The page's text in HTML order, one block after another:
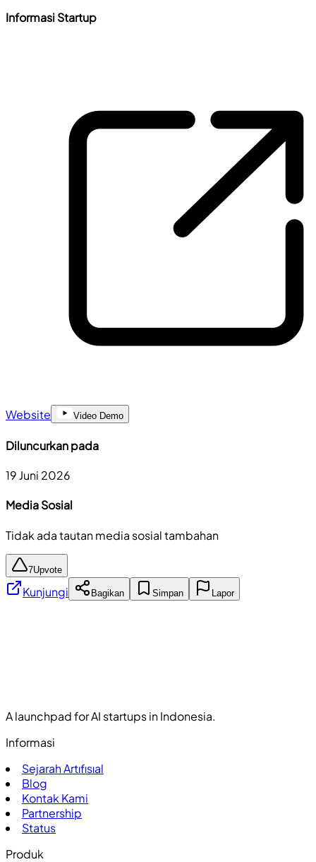
Informasi Startup
Website Video Demo
Diluncurkan pada
19 Juni 2026
Media Sosial
Tidak ada tautan media sosial tambahan
7Upvote
Kunjungi Bagikan Simpan Lapor
A launchpad for AI startups in Indonesia.
Informasi
Sejarah Artıfısıal
Blog
Kontak Kami
Partnership
Status
Produk